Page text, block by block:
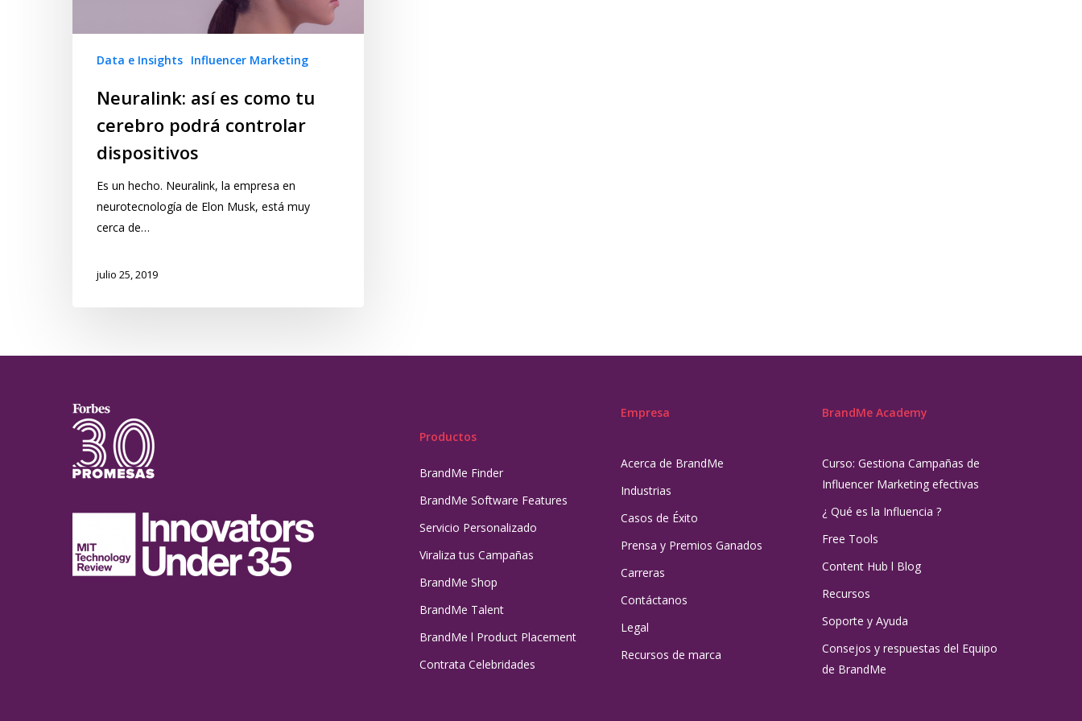
Data e Insights Influencer Marketing
Neuralink: así es como tu
cerebro podrá controlar
dispositivos
Es un hecho. Neuralink, la empresa en
neurotecnología de Elon Musk, está muy
cerca de…
julio 25, 2019
Productos
BrandMe Finder
BrandMe Software Features
Servicio Personalizado
Viraliza tus Campañas
BrandMe Shop
BrandMe Talent
BrandMe l Product Placement
Contrata Celebridades
Empresa
Acerca de BrandMe
Industrias
Casos de Éxito
Prensa y Premios Ganados
Carreras
Contáctanos
Legal
Recursos de marca
BrandMe Academy
Curso: Gestiona Campañas de
Influencer Marketing efectivas
¿ Qué es la Influencia ?
Free Tools
Content Hub l Blog
Recursos
Soporte y Ayuda
Consejos y respuestas del Equipo
de BrandMe